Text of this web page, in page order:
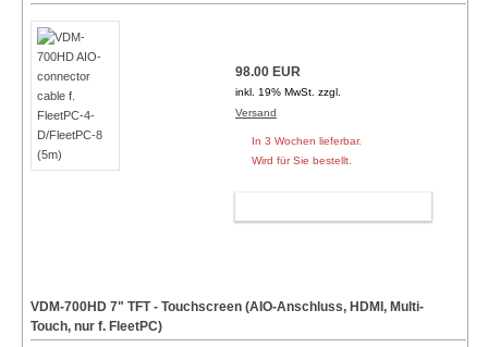
98.00 EUR
inkl. 19% MwSt. zzgl.
Versand
In 3 Wochen lieferbar.
Wird für Sie bestellt.
VDM-700HD 7" TFT - Touchscreen (AIO-Anschluss, HDMI, Multi-
Touch, nur f. FleetPC)